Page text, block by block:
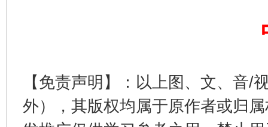
【免责声明】：以上图、文、音/
外），其版权均属于原作者或归